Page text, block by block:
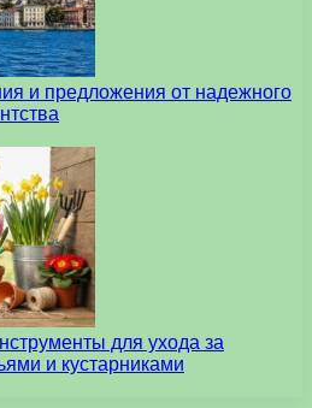
и предложения от надежного
для ухода за
и кустарниками